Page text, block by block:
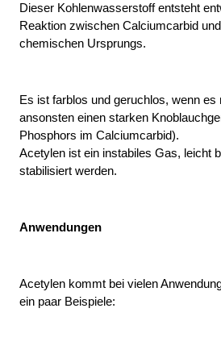
Dieser Kohlenwasserstoff entsteht
Reaktion zwischen Calciumcarbid
chemischen Ursprungs.
Es ist farblos und geruchlos, wenn es
ansonsten einen starken
Phosphors im Calciumcarbid).
Acetylen ist ein instabiles Gas, leicht
stabilisiert werden.
Anwendungen
Acetylen kommt bei vielen
ein paar Beispiele: